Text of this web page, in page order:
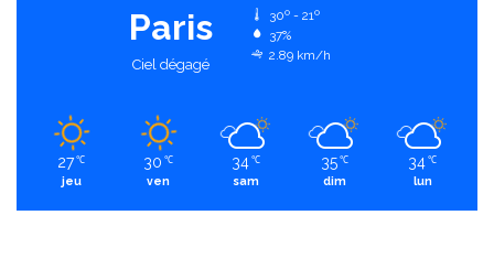
Paris
Ciel dégagé
30º - 21º
37%
2.89 km/h
27 ℃
jeu
30 ℃
ven
34 ℃
sam
35 ℃
dim
34 ℃
lun